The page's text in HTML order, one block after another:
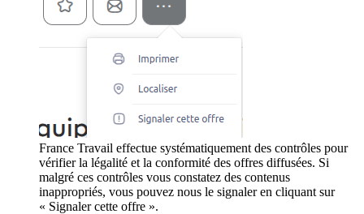
France Travail effectue systématiquement des contrôles pour
vérifier la légalité et la conformité des offres diffusées. Si
malgré ces contrôles vous constatez des contenus
inappropriés, vous pouvez nous le signaler en cliquant sur
« Signaler cette offre ».